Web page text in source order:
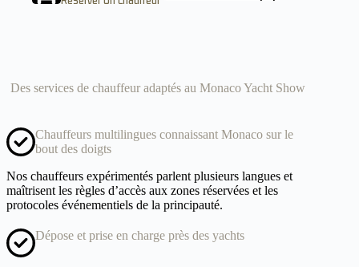
Des services de chauffeur adaptés au Monaco Yacht Show
Chauffeurs multilingues connaissant Monaco sur le
bout des doigts
Nos chauffeurs expérimentés parlent plusieurs langues et
maîtrisent les règles d’accès aux zones réservées et les
protocoles événementiels de la principauté.
Dépose et prise en charge près des yachts